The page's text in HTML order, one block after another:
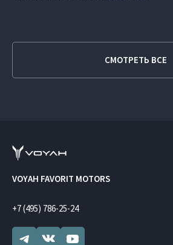
СМОТРЕТЬ ВСЕ
VOYAH FAVORIT MOTORS
+7 (495) 786-25-24